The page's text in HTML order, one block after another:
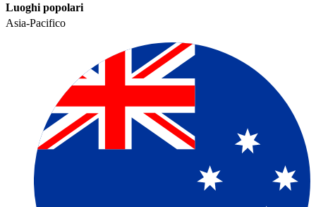
Luoghi popolari​​
Asia-Pacifico​​